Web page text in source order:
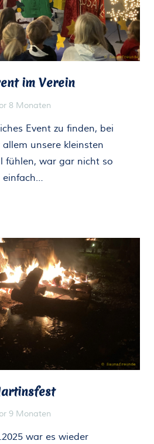
im Verein
8 Monaten
Event zu finden, bei
unsere kleinsten
fühlen, war gar nicht so
einfach…
9 Monaten
war es wieder